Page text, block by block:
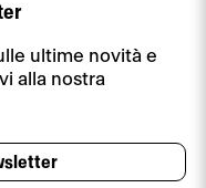
ultime novità e
alla nostra